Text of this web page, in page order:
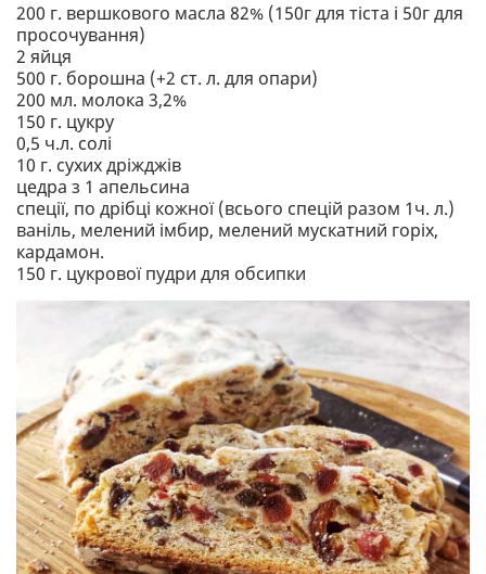
200 г. вершкового масла 82% (150г для тіста і 50г для
просочування)
2 яйця
500 г. борошна (+2 ст. л. для опари)
200 мл. молока 3,2%
150 г. цукру
0,5 ч.л. солі
10 г. сухих дріжджів
цедра з 1 апельсина
спеції, по дрібці кожної (всього спецій разом 1ч. л.)
ваніль, мелений імбир, мелений мускатний горіх,
кардамон.
150 г. цукрової пудри для обсипки